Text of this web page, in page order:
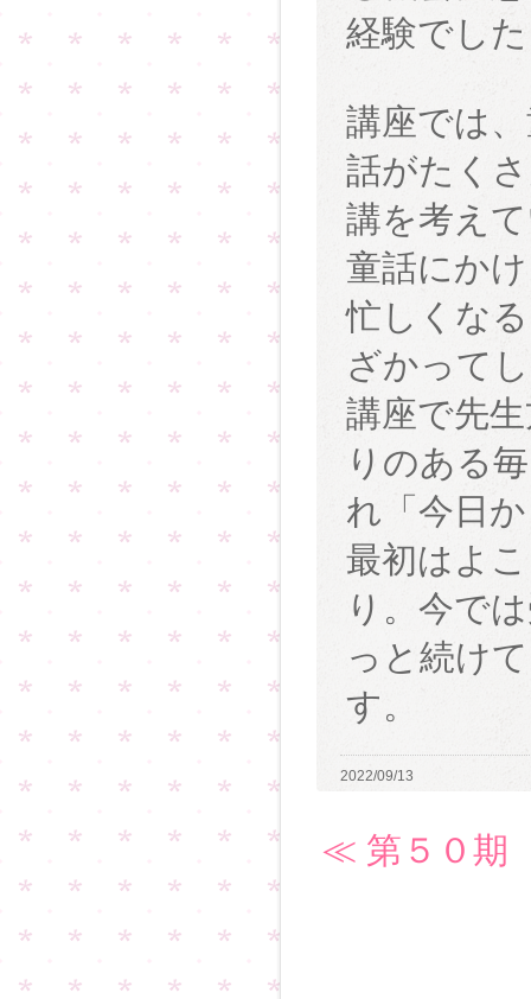
経験でし
講座では
話がたく
講を考え
童話にか
忙しくな
ざかって
講座で先
りのある
れ「今日
最初はよ
り。今で
っと続け
す。
2022/09/13
≪ 第５０